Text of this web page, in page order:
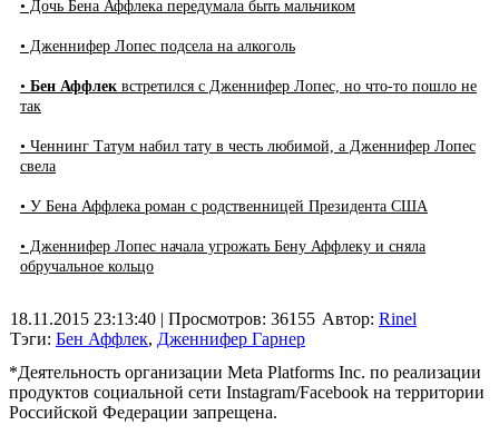
• Дочь Бена Аффлека передумала быть мальчиком
• Дженнифер Лопес подсела на алкоголь
• Бен Аффлек встретился с Дженнифер Лопес, но что-то пошло не
так
• Ченнинг Татум набил тату в честь любимой, а Дженнифер Лопес
свела
• У Бена Аффлека роман с родственницей Президента США
• Дженнифер Лопес начала угрожать Бену Аффлеку и сняла
обручальное кольцо
18.11.2015 23:13:40 | Просмотров: 36155
Тэги: Бен Аффлек, Дженнифер Гарнер
Автор: Rinel
*Деятельность организации Meta Platforms Inc. по реализации
продуктов социальной сети Instagram/Facebook на территории
Российской Федерации запрещена.